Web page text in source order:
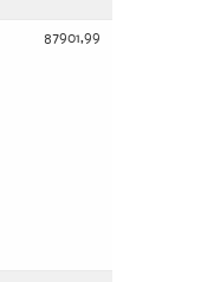
87901,99